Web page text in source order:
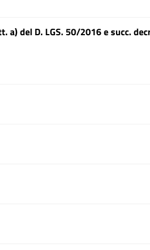
del D. LGS. 50/2016 e succ.